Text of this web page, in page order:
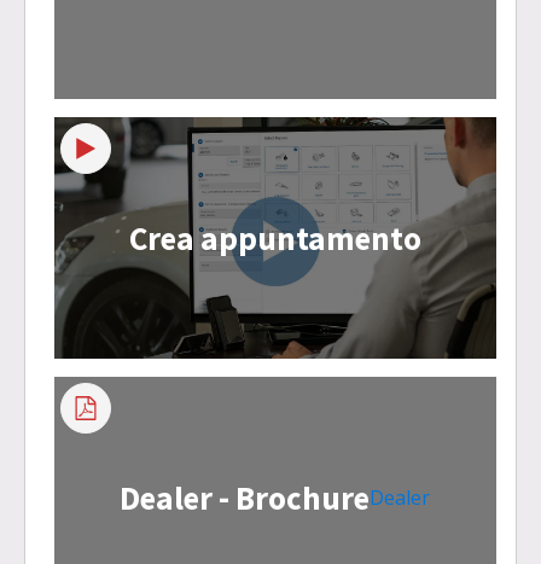
Crea appuntamento
Dealer - BrochureDealer